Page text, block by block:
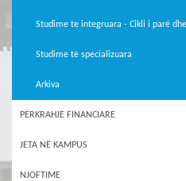
Studime te integruara - Cikli i parë
Studime të specializuara
Arkiva
PËRKRAHJE FINANCIARE
JETA NË KAMPUS
NJOFTIME